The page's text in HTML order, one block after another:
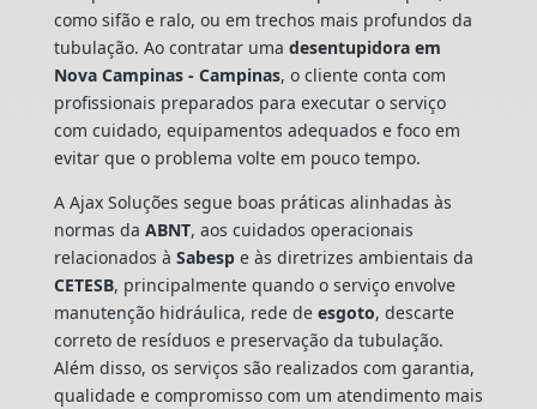
como sifão e ralo, ou em trechos mais profundos da
tubulação. Ao contratar uma desentupidora em
Nova Campinas - Campinas, o cliente conta com
profissionais preparados para executar o serviço
com cuidado, equipamentos adequados e foco em
evitar que o problema volte em pouco tempo.
A Ajax Soluções segue boas práticas alinhadas às
normas da ABNT, aos cuidados operacionais
relacionados à Sabespe às diretrizes ambientais da
CETESB, principalmente quando o serviço envolve
manutenção hidráulica, rede de esgoto, descarte
correto de resíduos e preservação da tubulação.
Além disso, os serviços são realizados com garantia,
qualidade e compromisso com um atendimento mais